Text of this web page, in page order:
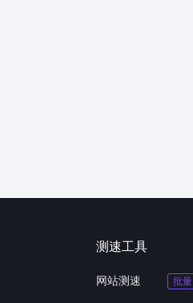
测速工具
网站测速 批量